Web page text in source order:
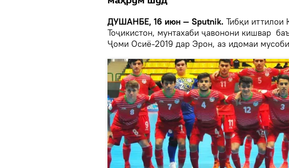
ДУШАНБЕ, 16 июн — Sputnik. Тибқи иттилои
Тоҷикистон, мунтахаби ҷавонони кишвар
Ҷоми Осиё-2019 дар Эрон, аз идомаи